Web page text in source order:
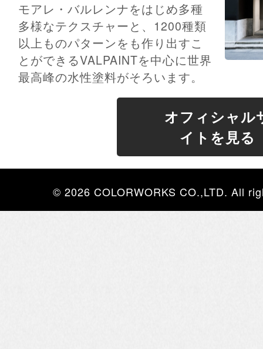
モアレ・バルレンナをはじめ多種
多様なテクスチャーと、1200種類
以上ものパターンをも作り出すこ
とができるVALPAINTを中心に世界
最高峰の水性塗料がそろいます。
オフィシャル
イトを見る
© 2026 COLORWORKS CO.,LTD. All